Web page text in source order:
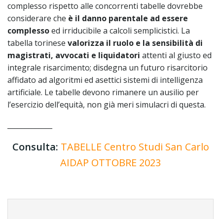
complesso rispetto alle concorrenti tabelle dovrebbe
considerare che è il danno parentale ad essere
complessoed irriducibile a calcoli semplicistici. La
tabella torinese valorizza il ruolo e la sensibilità di
magistrati, avvocati e liquidatori attenti al giusto ed
integrale risarcimento; disdegna un futuro risarcitorio
affidato ad algoritmi ed asettici sistemi di intelligenza
artificiale. Le tabelle devono rimanere un ausilio per
l’esercizio dell’equità, non già meri simulacri di questa.
Consulta: TABELLE Centro Studi San Carlo
AIDAP OTTOBRE 2023